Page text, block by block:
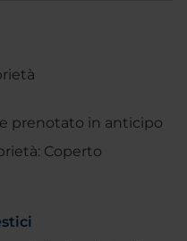
prenotato in anticipo
Coperto